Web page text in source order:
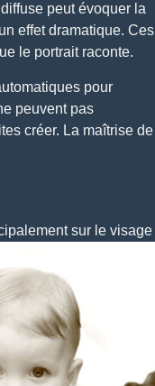
peut évoquer la
effet dramatique. Ces
le portrait raconte.
pour
peuvent pas
créer. La maîtrise de
sur le visage